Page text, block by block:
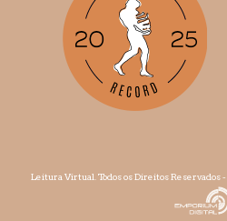
Leitura Virtual . Todos os Direitos